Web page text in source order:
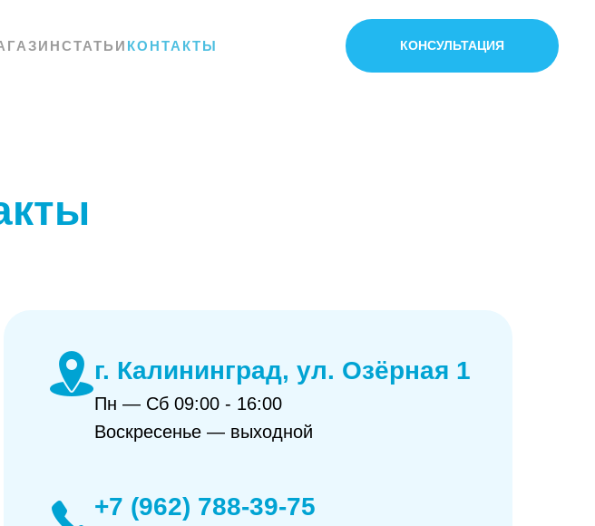
СТАТЬИ КОНТАКТЫ КОНСУЛЬТАЦИЯ
+7 (962) 788-39-75
г. Калининград, ул. Озёрная 1
Пн — Сб 09:00 - 16:00
Воскресенье — выходной